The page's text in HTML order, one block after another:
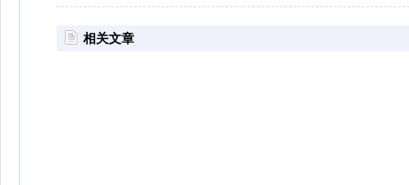
相关文章